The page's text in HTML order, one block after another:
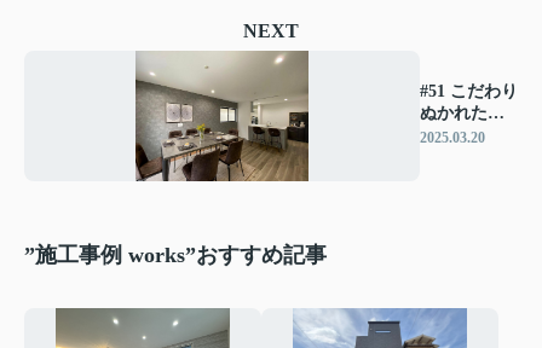
NEXT
#51 こだわり
ぬかれたハ
イセンスな
2025.03.20
”施工事例 works”おすすめ記事